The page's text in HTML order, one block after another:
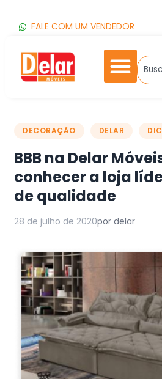
FALE COM UM VENDEDOR
DECORAÇÃO DELAR
BBB na Delar
conhecer a loja
de qualidade
28 de julho de 2020por delar